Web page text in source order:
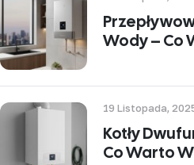
Wody – Co
19 Listopada,
Kotły
Co Warto